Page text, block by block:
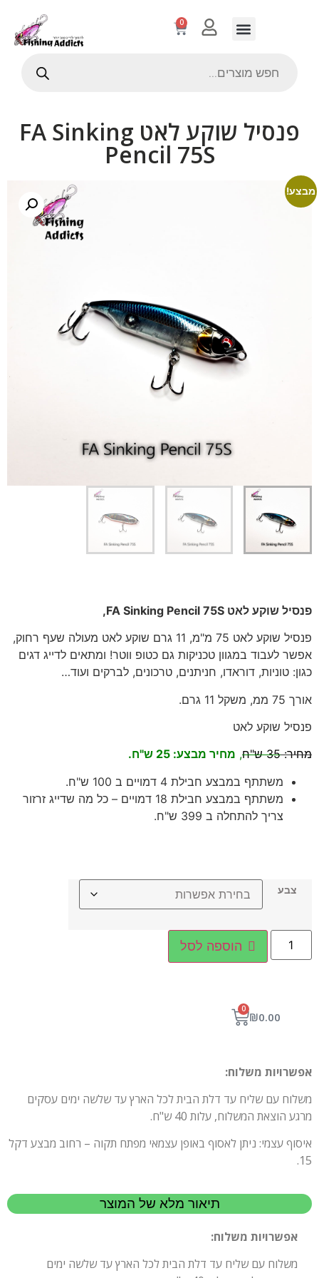
0
פנסיל שוקע לאט FA Sinking
Pencil 75S
פנסיל שוקע לאט FA Sinking Pencil 75S,
פנסיל שוקע לאט 75 מ"מ, 11 גרם שוקע לאט מעולה שעף רחוק,
אפשר לעבוד במגוון טכניקות גם כטופ ווטר! ומתאים לדייג דגים
כגון: טוניות, דוראדו, חניתנים, טרכונים, לברקים ועוד…
אורך 75 ממ, משקל 11 גרם.
פנסיל שוקע לאט
מחיר:35 ש"ח , מחיר מבצע: 25 ש"ח.
משתתף במבצע חבילת 4 דמויים ב 100 ש"ח.
משתתף במבצע חבילת 18 דמויים – כל מה שדייג זרזור
צריך להתחלה ב 399 ש"ח.
צבע
הוספה לסל
₪0.00
0
מבצע!
אפשרויות משלוח:
משלוח עם שליח עד דלת הבית לכל הארץ עד שלשה ימים עסקים
מרגע הוצאת המשלוח, עלות 40 ש"ח.
איסוף עצמי: ניתן לאסוף באופן עצמאי מפתח תקוה – רחוב מבצע דקל
15.
תיאור מלא של המוצר
אפשרויות משלוח:
משלוח עם שליח עד דלת הבית לכל הארץ עד שלשה ימים